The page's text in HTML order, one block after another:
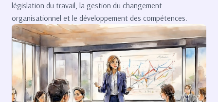
législation du travail, la gestion du changement
organisationnel et le développement des compétences.